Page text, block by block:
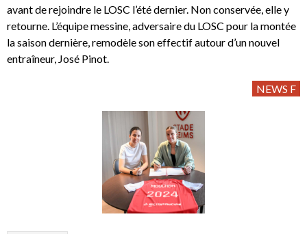
avant de rejoindre le LOSC l’été dernier. Non conservée, elle y
retourne. L’équipe messine, adversaire du LOSC pour la montée
la saison dernière, remodèle son effectif autour d’un nouvel
entraîneur, José Pinot.
NEWS F